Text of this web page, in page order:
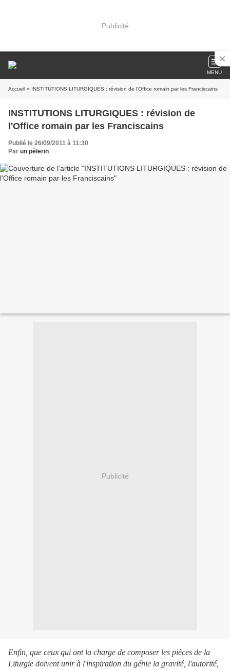
Publicité
MENU
Accueil » INSTITUTIONS LITURGIQUES : révision de l'Office romain par les Franciscains
INSTITUTIONS LITURGIQUES : révision de
l'Office romain par les Franciscains
Publié le 26/09/2011 à 11:30
Par un pèlerin
Publicité
Enfin, que ceux qui ont la charge de composer les pièces de la
Liturgie doivent unir à l'inspiration du génie la gravité, l'autorité,